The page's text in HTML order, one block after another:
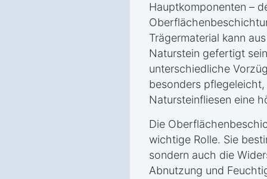
Hauptkomponenten –
Trägermaterial kann
Naturstein gefertigt
unterschiedliche
besonders
Natursteinfliesen eine
Die
wichtige Rolle. Sie
sondern auch die
Abnutzung und